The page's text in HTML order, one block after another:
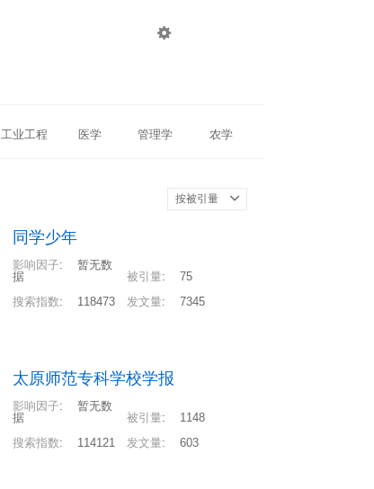

工业工程 医学 管理学 农学
按被引量
同学少年
影响因子:
暂无数
据
被引量:
75
搜索指数: 118473 发文量: 7345
太原师范专科学校学报
影响因子:
暂无数
据
被引量:
1148
搜索指数: 114121 发文量: 603